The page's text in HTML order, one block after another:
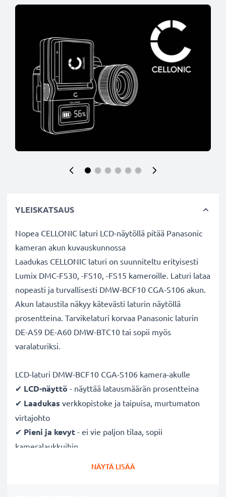
YLEISKATSAUS
Nopea CELLONIC laturi LCD-näytöllä pitää Panasonic
kameran akun kuvauskunnossa
Laadukas CELLONIC laturi on suunniteltu erityisesti
Lumix DMC-FS30, -FS10, -FS15 kameroille. Laturi lataa
nopeasti ja turvallisesti DMW-BCF10 CGA-S106 akun.
Akun lataustila näkyy kätevästi laturin näytöllä
prosentteina. Tarvikelaturi korvaa Panasonic laturin
DE-A59 DE-A60 DMW-BTC10 tai sopii myös
varalaturiksi.
LCD-laturi DMW-BCF10 CGA-S106 kamera-akulle
✔ LCD-näyttö - näyttää latausmäärän prosentteina
✔ Laadukas verkkopistoke ja taipuisa, murtumaton
virtajohto
✔ Pieni ja kevyt - ei vie paljon tilaa, sopii
kameralaukkuihin
Taatusti turvallinen- suojattu oikosululta,
NÄYTÄ LISÄÄ